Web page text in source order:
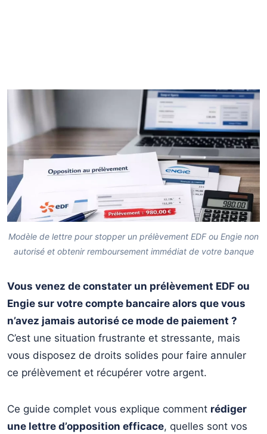
Étape 3 : Relancer si pas de réponse (Jour J+15)
Délais de remboursement : combien de temps
attendre ?
6. Que faire si EDF ou Engie refuse le remboursement ?
↳ Recours amiable : le Médiateur de l’énergie
7. ❓ Questions fréquentes
Puis-je être poursuivi si je fais opposition à un
prélèvement EDF/Engie ?
↳ EDF/Engie peut-il couper mon électricité si je fais
↳
J’ai perdu le mandat de prélèvement que j’ai signé, que
faire ?
Modèle de lettre pour stopper un prélèvement EDF ou Engie non
autorisé et obtenir remboursement immédiat de votre banque
Vous venez de constater un prélèvement EDF ou
Engie sur votre compte bancaire alors que vous
n’avez jamais autorisé ce mode de paiement ?
C’est une situation frustrante et stressante, mais
vous disposez de droits solides pour faire annuler
ce prélèvement et récupérer votre argent.
Ce guide complet vous explique comment rédiger
une lettre d’opposition efficace, quelles sont vos